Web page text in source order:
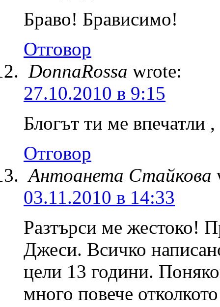
Браво! Брависимо!
Отговор
DonnaRossa wrote:
27.10.2010 в 9:15
Блогът ти ме впечатли
Отговор
Антоанета Стайкова
03.11.2010 в 14:33
Разтърси ме жестоко!
Джеси. Всичко
цели 13 години.
много повече